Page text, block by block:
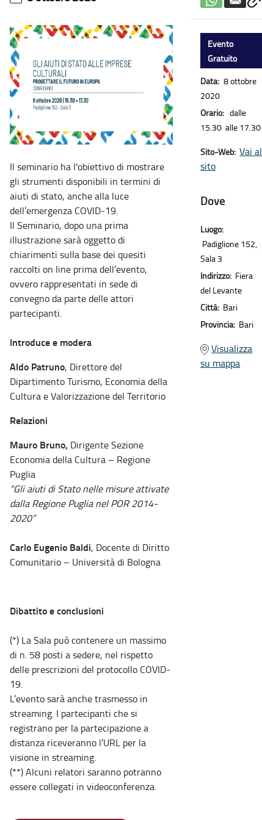
Il seminario ha l'obiettivo di mostrare
gli strumenti disponibili in termini di
aiuti di stato, anche alla luce
dell’emergenza COVID-19.
Il Seminario, dopo una prima
illustrazione sarà oggetto di
chiarimenti sulla base dei quesiti
raccolti on line prima dell’evento,
ovvero rappresentati in sede di
convegno da parte delle attori
partecipanti.
Introduce e modera
Aldo Patruno, Direttore del
Dipartimento Turismo, Economia della
Cultura e Valorizzazione del Territorio
Relazioni
Mauro Bruno, Dirigente Sezione
Economia della Cultura – Regione
Puglia
“Gli aiuti di Stato nelle misure attivate
dalla Regione Puglia nel POR 2014-
2020”
Carlo Eugenio Baldi, Docente di Diritto
Comunitario – Università di Bologna
Dibattito e conclusioni
(*) La Sala può contenere un massimo
di n. 58 posti a sedere, nel rispetto
delle prescrizioni del protocollo COVID-
19.
L’evento sarà anche trasmesso in
streaming. I partecipanti che si
registrano per la partecipazione a
distanza riceveranno l’URL per la
visione in streaming.
(**) Alcuni relatori saranno potranno
essere collegati in videoconferenza.
Evento
Gratuito
Data: 8 ottobre
2020
Orario: dalle
15.30 alle 17.30
Sito-Web:Vai al
sito
Dove
Luogo:
Padiglione 152,
Sala 3
Indirizzo: Fiera
del Levante
Città: Bari
Provincia: Bari
Visualizza
su mappa